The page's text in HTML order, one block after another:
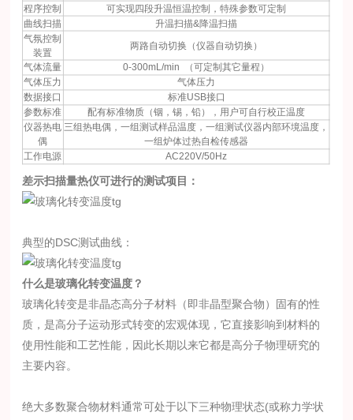
程序控制
可实现四段升温恒温控制，特殊参数可定制
曲线扫描
升温扫描&降温扫描
气氛控制
装置
两路自动切换（仪器自动切换）
气体流量 0-300mL/min （可定制其它量程）
气体压力 气体压力
数据接口
标准USB接口
参数标准
配有标准物质（铟，锡，铅），用户可自行校正温度
仪器热电
偶
三组热电偶，一组测试样品温度，一组测试仪器内部环境温度，
一组炉体过热自检传感器
工作电源
AC220V/50Hz
差示扫描量热仪可进行的测试项目：
典型的DSC测试曲线：
什么是玻璃化转变温度？
玻璃化转变是非晶态高分子材料（即非晶型聚合物）固有的性
质，是高分子运动形式转变的宏观体现，它直接影响到材料的
使用性能和工艺性能，因此长期以来它都是高分子物理研究的
主要内容。
绝大多数聚合物材料通常可处于以下三种物理状态(或称力学状